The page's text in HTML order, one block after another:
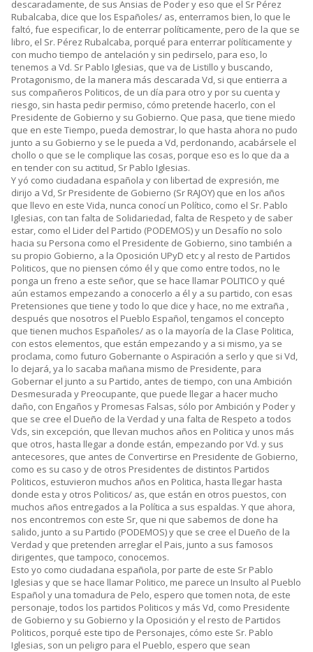
descaradamente, de sus Ansias de Poder y eso que el Sr Pérez
Rubalcaba, dice que los Españoles/ as, enterramos bien, lo que le
faltó, fue especificar, lo de enterrar políticamente, pero de la que se
libro, el Sr. Pérez Rubalcaba, porqué para enterrar políticamente y
con mucho tiempo de antelación y sin pedirselo, para eso, lo
tenemos a Vd. Sr Pablo Iglesias, que va de Listillo y buscando,
Protagonismo, de la manera más descarada Vd, si que entierra a
sus compañeros Politicos, de un día para otro y por su cuenta y
riesgo, sin hasta pedir permiso, cómo pretende hacerlo, con el
Presidente de Gobierno y su Gobierno. Que pasa, que tiene miedo
que en este Tiempo, pueda demostrar, lo que hasta ahora no pudo
junto a su Gobierno y se le pueda a Vd, perdonando, acabársele el
chollo o que se le complique las cosas, porque eso es lo que da a
en tender con su actitud, Sr Pablo Iglesias.
Y yó como ciudadana española y con libertad de expresión, me
dirijo a Vd, Sr Presidente de Gobierno (Sr RAJOY) que en los años
que llevo en este Vida, nunca conocí un Político, como el Sr. Pablo
Iglesias, con tan falta de Solidariedad, falta de Respeto y de saber
estar, como el Lider del Partido (PODEMOS) y un Desafío no solo
hacia su Persona como el Presidente de Gobierno, sino también a
su propio Gobierno, a la Oposición UPyD etc y al resto de Partidos
Politicos, que no piensen cómo él y que como entre todos, no le
ponga un freno a este señor, que se hace llamar POLITICO y qué
aún estamos empezando a conocerlo a él y a su partido, con esas
Pretensiones que tiene y todo lo que dice y hace, no me extraña ,
después que nosotros el Pueblo Español, tengamos el concepto
que tienen muchos Españoles/ as o la mayoría de la Clase Politica,
con estos elementos, que están empezando y a si mismo, ya se
proclama, como futuro Gobernante o Aspiración a serlo y que si Vd,
lo dejará, ya lo sacaba mañana mismo de Presidente, para
Gobernar el junto a su Partido, antes de tiempo, con una Ambición
Desmesurada y Preocupante, que puede llegar a hacer mucho
daño, con Engaños y Promesas Falsas, sólo por Ambición y Poder y
que se cree el Dueño de la Verdad y una falta de Respeto a todos
Vds, sin excepción, que llevan muchos años en Politica y unos más
que otros, hasta llegar a donde están, empezando por Vd. y sus
antecesores, que antes de Convertirse en Presidente de Gobierno,
como es su caso y de otros Presidentes de distintos Partidos
Politicos, estuvieron muchos años en Politica, hasta llegar hasta
donde esta y otros Politicos/ as, que están en otros puestos, con
muchos años entregados a la Política a sus espaldas. Y que ahora,
nos encontremos con este Sr, que ni que sabemos de done ha
salido, junto a su Partido (PODEMOS) y que se cree el Dueño de la
Verdad y que pretenden arreglar el Pais, junto a sus famosos
dirigentes, que tampoco, conocemos.
Esto yo como ciudadana española, por parte de este Sr Pablo
Iglesias y que se hace llamar Politico, me parece un Insulto al Pueblo
Español y una tomadura de Pelo, espero que tomen nota, de este
personaje, todos los partidos Politicos y más Vd, como Presidente
de Gobierno y su Gobierno y la Oposición y el resto de Partidos
Politicos, porqué este tipo de Personajes, cómo este Sr. Pablo
Iglesias, son un peligro para el Pueblo, espero que sean